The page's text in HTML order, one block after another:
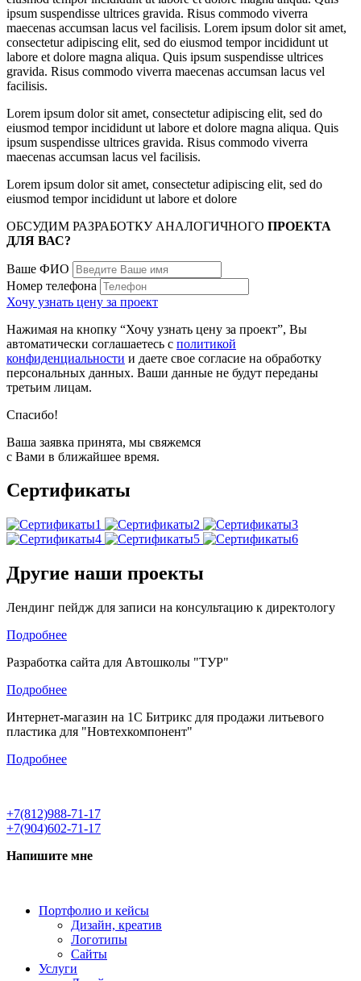
ipsum suspendisse ultrices gravida. Risus commodo viverra
maecenas accumsan lacus vel facilisis. Lorem ipsum dolor sit amet,
consectetur adipiscing elit, sed do eiusmod tempor incididunt ut
labore et dolore magna aliqua. Quis ipsum suspendisse ultrices
gravida. Risus commodo viverra maecenas accumsan lacus vel
facilisis.
Lorem ipsum dolor sit amet, consectetur adipiscing elit, sed do
eiusmod tempor incididunt ut labore et dolore magna aliqua. Quis
ipsum suspendisse ultrices gravida. Risus commodo viverra
maecenas accumsan lacus vel facilisis.
Lorem ipsum dolor sit amet, consectetur adipiscing elit, sed do
eiusmod tempor incididunt ut labore et dolore
ОБСУДИМ РАЗРАБОТКУ АНАЛОГИЧНОГО ПРОЕКТА
ДЛЯ ВАС?
Ваше ФИО
Номер телефона
Хочу узнать цену за проект
Нажимая на кнопку “Хочу узнать цену за проект”, Вы
автоматически соглашаетесь с политикой
конфиденциальности и даете свое согласие на обработку
персональных данных. Ваши данные не будут переданы
третьим лицам.
Спасибо!
Ваша заявка принята, мы свяжемся
с Вами в ближайшее время.
Сертификаты
Другие наши проекты
Лендинг пейдж для записи на консультацию к директологу
Подробнее
Разработка сайта для Автошколы "ТУР"
Подробнее
Интернет-магазин на 1С Битрикс для продажи литьевого
пластика для "Новтехкомпонент"
Подробнее
+7(812)988-71-17
+7(904)602-71-17
Напишите мне
Портфолио и кейсы
Дизайн, креатив
Логотипы
Сайты
Услуги